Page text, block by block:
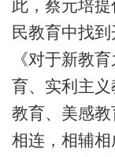
此，蔡元培
民教育中找
《对于新教
育、实利主
教育、美感教
相连，相辅相